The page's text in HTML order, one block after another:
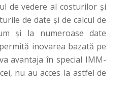
de vedere al costurilor și
de date și de calcul de
și la numeroase date
inovarea bazată pe
avantaja în special IMM-
nu au acces la astfel de